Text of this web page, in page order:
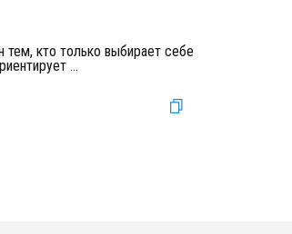
кто только выбирает себе
...